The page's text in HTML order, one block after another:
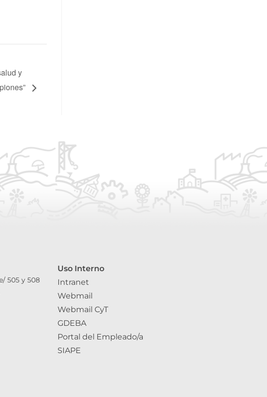
y
505 y 508
Uso Interno
Intranet
Webmail
Webmail CyT
GDEBA
Portal del Empleado/a
SIAPE